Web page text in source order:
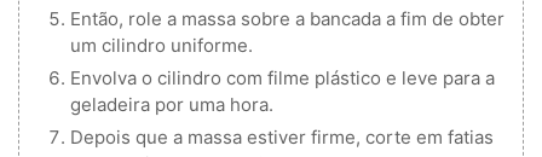
Então, role a massa sobre a bancada a fim de obter
um cilindro uniforme.
Envolva o cilindro com filme plástico e leve para a
geladeira por uma hora.
Depois que a massa estiver firme, corte em fatias